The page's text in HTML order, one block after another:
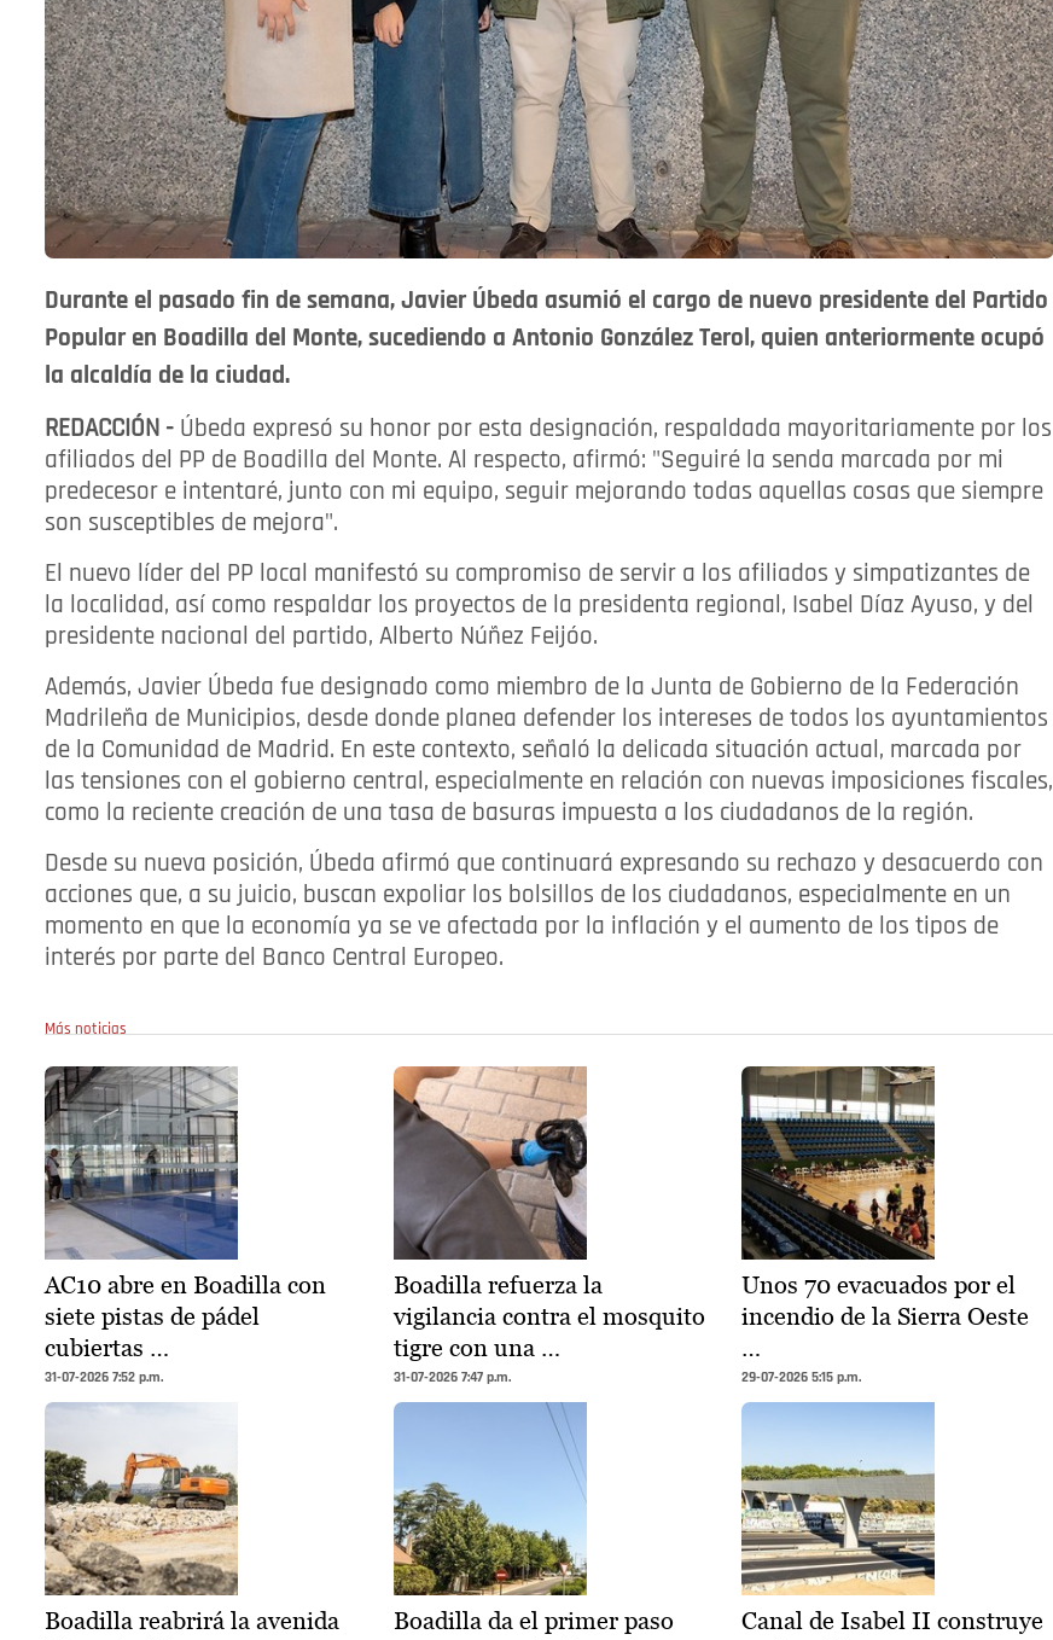
Durante el pasado fin de semana, Javier Úbeda asumió el cargo de nuevo presidente del Partido
Popular en Boadilla del Monte, sucediendo a Antonio González Terol, quien anteriormente ocupó
la alcaldía de la ciudad.
REDACCIÓN - Úbeda expresó su honor por esta designación, respaldada mayoritariamente por los
afiliados del PP de Boadilla del Monte. Al respecto, afirmó: "Seguiré la senda marcada por mi
predecesor e intentaré, junto con mi equipo, seguir mejorando todas aquellas cosas que siempre
son susceptibles de mejora".
El nuevo líder del PP local manifestó su compromiso de servir a los afiliados y simpatizantes de
la localidad, así como respaldar los proyectos de la presidenta regional, Isabel Díaz Ayuso, y del
presidente nacional del partido, Alberto Núñez Feijóo.
Además, Javier Úbeda fue designado como miembro de la Junta de Gobierno de la Federación
Madrileña de Municipios, desde donde planea defender los intereses de todos los ayuntamientos
de la Comunidad de Madrid. En este contexto, señaló la delicada situación actual, marcada por
las tensiones con el gobierno central, especialmente en relación con nuevas imposiciones fiscales,
como la reciente creación de una tasa de basuras impuesta a los ciudadanos de la región.
Desde su nueva posición, Úbeda afirmó que continuará expresando su rechazo y desacuerdo con
acciones que, a su juicio, buscan expoliar los bolsillos de los ciudadanos, especialmente en un
momento en que la economía ya se ve afectada por la inflación y el aumento de los tipos de
interés por parte del Banco Central Europeo.
Más noticias
AC10 abre en Boadilla con
siete pistas de pádel
cubiertas …
31-07-2026 7:52 p.m.
Boadilla refuerza la
vigilancia contra el mosquito
tigre con una …
31-07-2026 7:47 p.m.
Unos 70 evacuados por el
incendio de la Sierra Oeste
…
29-07-2026 5:15 p.m.
Boadilla reabrirá la avenida
Boadilla da el primer paso
Canal de Isabel II construye